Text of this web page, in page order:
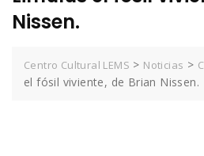
Nissen.
Centro Cultural LEMS > Noticias >
el fósil viviente, de Brian Nissen.